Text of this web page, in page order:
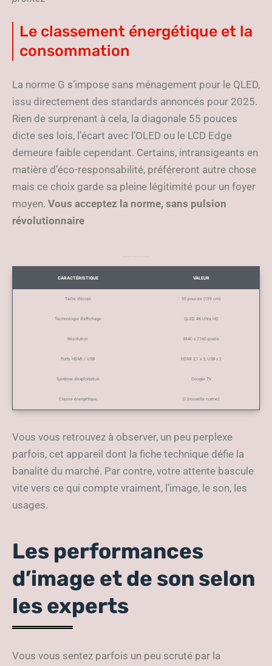
Le classement énergétique et la
consommation
La norme G s’impose sans ménagement pour le QLED,
issu directement des standards annoncés pour 2025.
Rien de surprenant à cela, la diagonale 55 pouces
dicte ses lois, l’écart avec l’OLED ou le LCD Edge
demeure faible cependant. Certains, intransigeants en
matière d’éco-responsabilité, préféreront autre chose
mais ce choix garde sa pleine légitimité pour un foyer
moyen. Vous acceptez la norme, sans pulsion
révolutionnaire
CARACTÉRISTIQUE VALEUR
Taille d’écran 55 pouces (139 cm)
Technologie d’affichage QLED 4K Ultra HD
Résolution 3840 x 2160 pixels
Ports HDMI / USB HDMI 2,1 x 3, USB x 2
Système d’exploitation Google TV
Classe énergétique G (nouvelle norme)
Vous vous retrouvez à observer, un peu perplexe
parfois, cet appareil dont la fiche technique défie la
banalité du marché. Par contre, votre attente bascule
vite vers ce qui compte vraiment, l’image, le son, les
usages.
Les performances
d’image et de son selon
les experts
Vous vous sentez parfois un peu scruté par la